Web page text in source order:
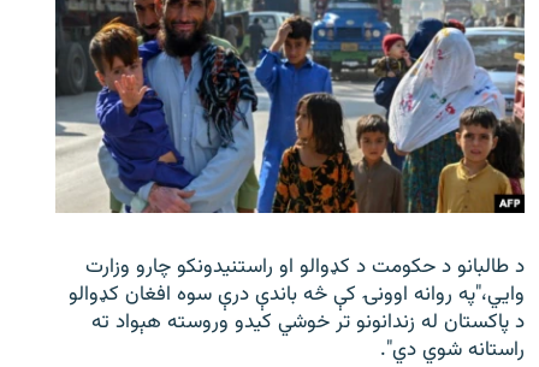
د طالبانو د حکومت د کډوالو او راستنیدونکو چارو وزارت
وايي،"په روانه اوونۍ کې څه باندې درې سوه افغان کډوالو
د پاکستان له زندانونو تر خوشي کیدو وروسته هېواد ته
راستانه شوي دي".